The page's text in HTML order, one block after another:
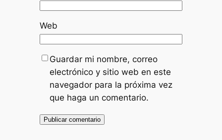
Web
Guardar mi nombre, correo
electrónico y sitio web en este
navegador para la próxima vez
que haga un comentario.